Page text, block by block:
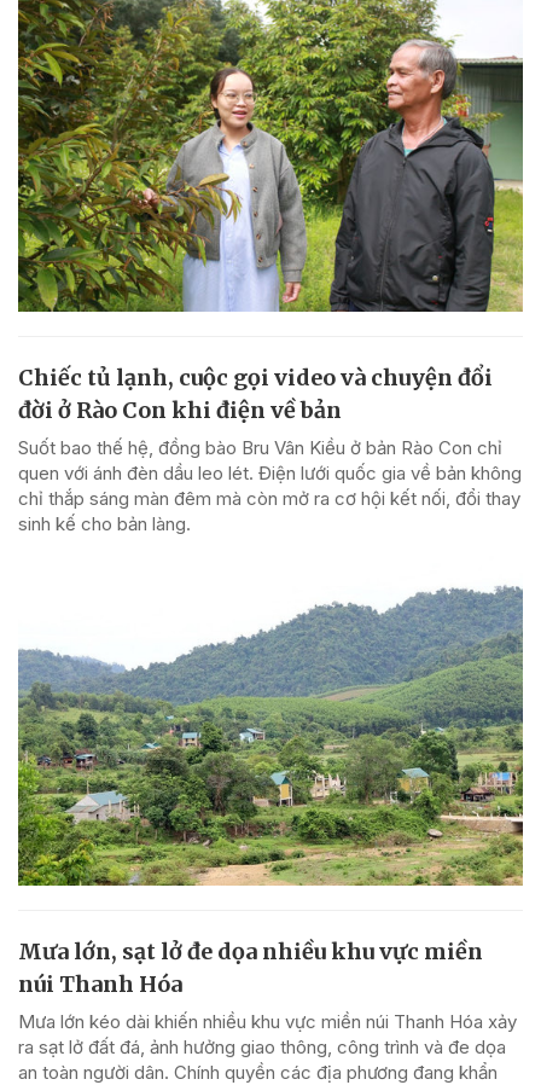
Chiếc tủ lạnh, cuộc gọi video và chuyện đổi
đời ở Rào Con khi điện về bản
Suốt bao thế hệ, đồng bào Bru Vân Kiều ở bản Rào Con chỉ
quen với ánh đèn dầu leo lét. Điện lưới quốc gia về bản không
chỉ thắp sáng màn đêm mà còn mở ra cơ hội kết nối, đổi thay
sinh kế cho bản làng.
Mưa lớn, sạt lở đe dọa nhiều khu vực miền
núi Thanh Hóa
Mưa lớn kéo dài khiến nhiều khu vực miền núi Thanh Hóa xảy
ra sạt lở đất đá, ảnh hưởng giao thông, công trình và đe dọa
an toàn người dân. Chính quyền các địa phương đang khẩn